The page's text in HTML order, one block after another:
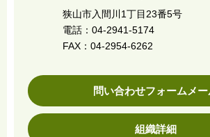
狭山市入間川1丁目23番5号
電話：04-2941-5174
FAX：04-2954-6262
問い合わせフォームメー
組織詳細